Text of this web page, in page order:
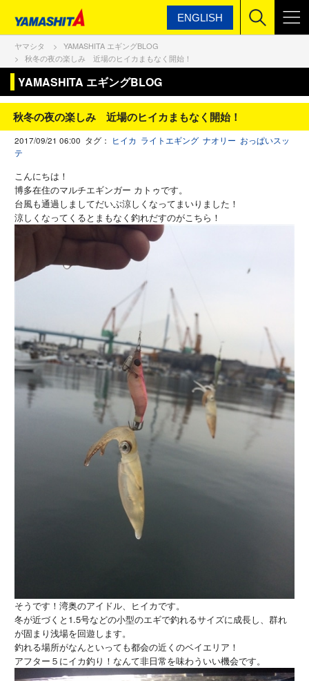
ENGLISH
ヤマシタ
YAMASHITA エギングBLOG
秋冬の夜の楽しみ 近場のヒイカまもなく開始！
YAMASHITA エギングBLOG
秋冬の夜の楽しみ 近場のヒイカまもなく開始！
2017/09/21 06:00 タグ： ヒイカ ライトエギング ナオリー おっぱいスッ
テ
こんにちは！
博多在住のマルチエギンガー カトゥです。
台風も通過しましてだいぶ涼しくなってまいりました！
涼しくなってくるとまもなく釣れだすのがこちら！
そうです！湾奥のアイドル、ヒイカです。
冬が近づくと1.5号などの小型のエギで釣れるサイズに成長し、群れ
が固まり浅場を回遊します。
釣れる場所がなんといっても都会の近くのベイエリア！
アフター５にイカ釣り！なんて非日常を味わういい機会です。